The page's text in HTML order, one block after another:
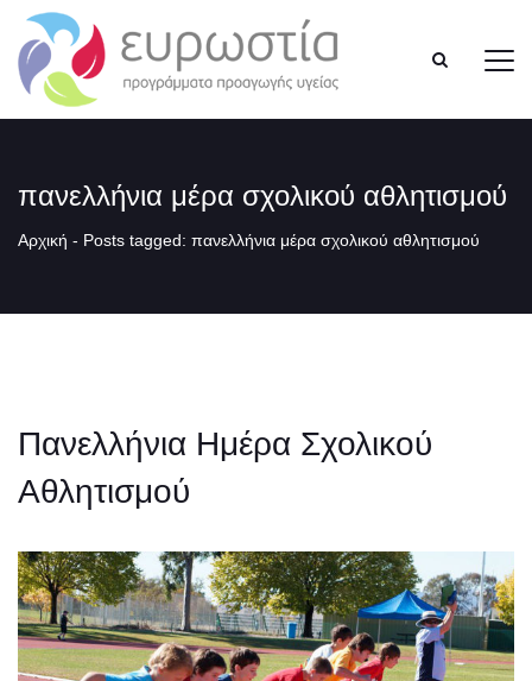
πανελλήνια μέρα σχολικού αθλητισμού
Αρχική - Posts tagged: πανελλήνια μέρα σχολικού αθλητισμού
Πανελλήνια Ημέρα Σχολικού
Αθλητισμού